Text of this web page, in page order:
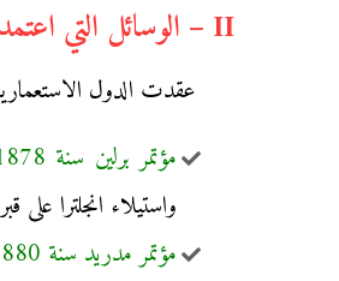
II – الوسائل التي اعتمدتها الدول الاستعمارية لتسوية خلافاتها حول مناطق النفوذ:
عقدت الدول
مؤتمر برلين سنة 1878م:
واستيلاء انجلترا على
مؤتمر مدريد سنة 1880م: